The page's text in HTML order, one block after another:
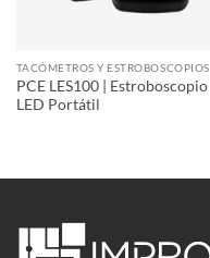
TACÓMETROS Y ESTROBOSCOPIOS
PCE LES100 | Estroboscopio
LED Portátil